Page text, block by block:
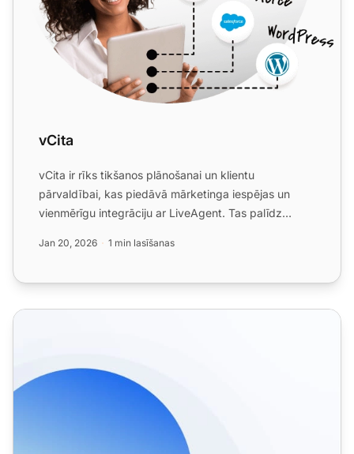
vCita
vCita ir rīks tikšanos plānošanai un klientu
pārvaldībai, kas piedāvā mārketinga iespējas un
vienmērīgu integrāciju ar LiveAgent. Tas palīdz
Jan 20, 2026 1 min lasīšanas
Palīdzības biroja integrācijas